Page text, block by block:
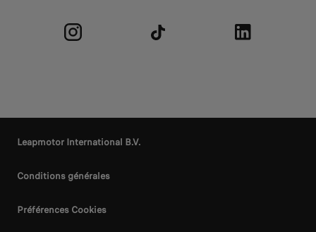
Leapmotor International B.V.
Conditions générales
Préférences Cookies